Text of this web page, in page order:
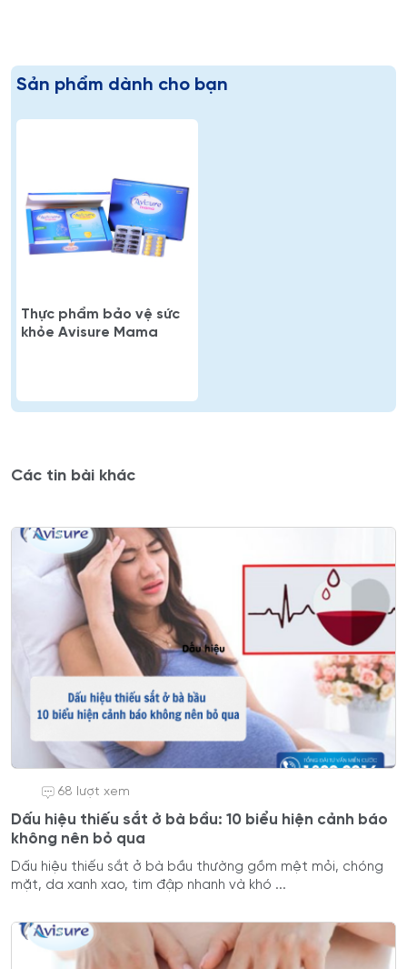
Sản phẩm dành cho bạn
Thực phẩm bảo vệ sức
khỏe Avisure Mama
Các tin bài khác
68 lượt xem
Dấu hiệu thiếu sắt ở bà bầu: 10 biểu hiện cảnh báo
không nên bỏ qua
Dấu hiệu thiếu sắt ở bà bầu thường gồm mệt mỏi, chóng
mặt, da xanh xao, tim đập nhanh và khó ...